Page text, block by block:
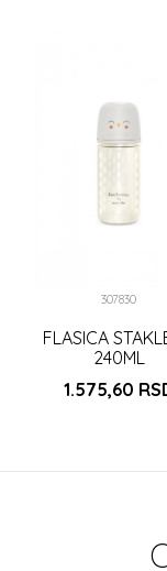
307830
FLASICA
240ML
1.575,60